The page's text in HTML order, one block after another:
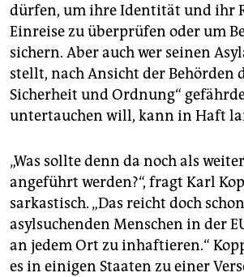
dürfen, um ihre Identität und ihr
Einreise zu überprüfen oder um
sichern. Aber auch wer seinen
stellt, nach Ansicht der Behörden
Sicherheit und Ordnung“
untertauchen will, kann in Haft
„Was sollte denn da noch als
angeführt werden?“, fragt Karl
sarkastisch. „Das reicht doch
asylsuchenden Menschen in der
an jedem Ort zu inhaftieren.“
es in einigen Staaten zu einer